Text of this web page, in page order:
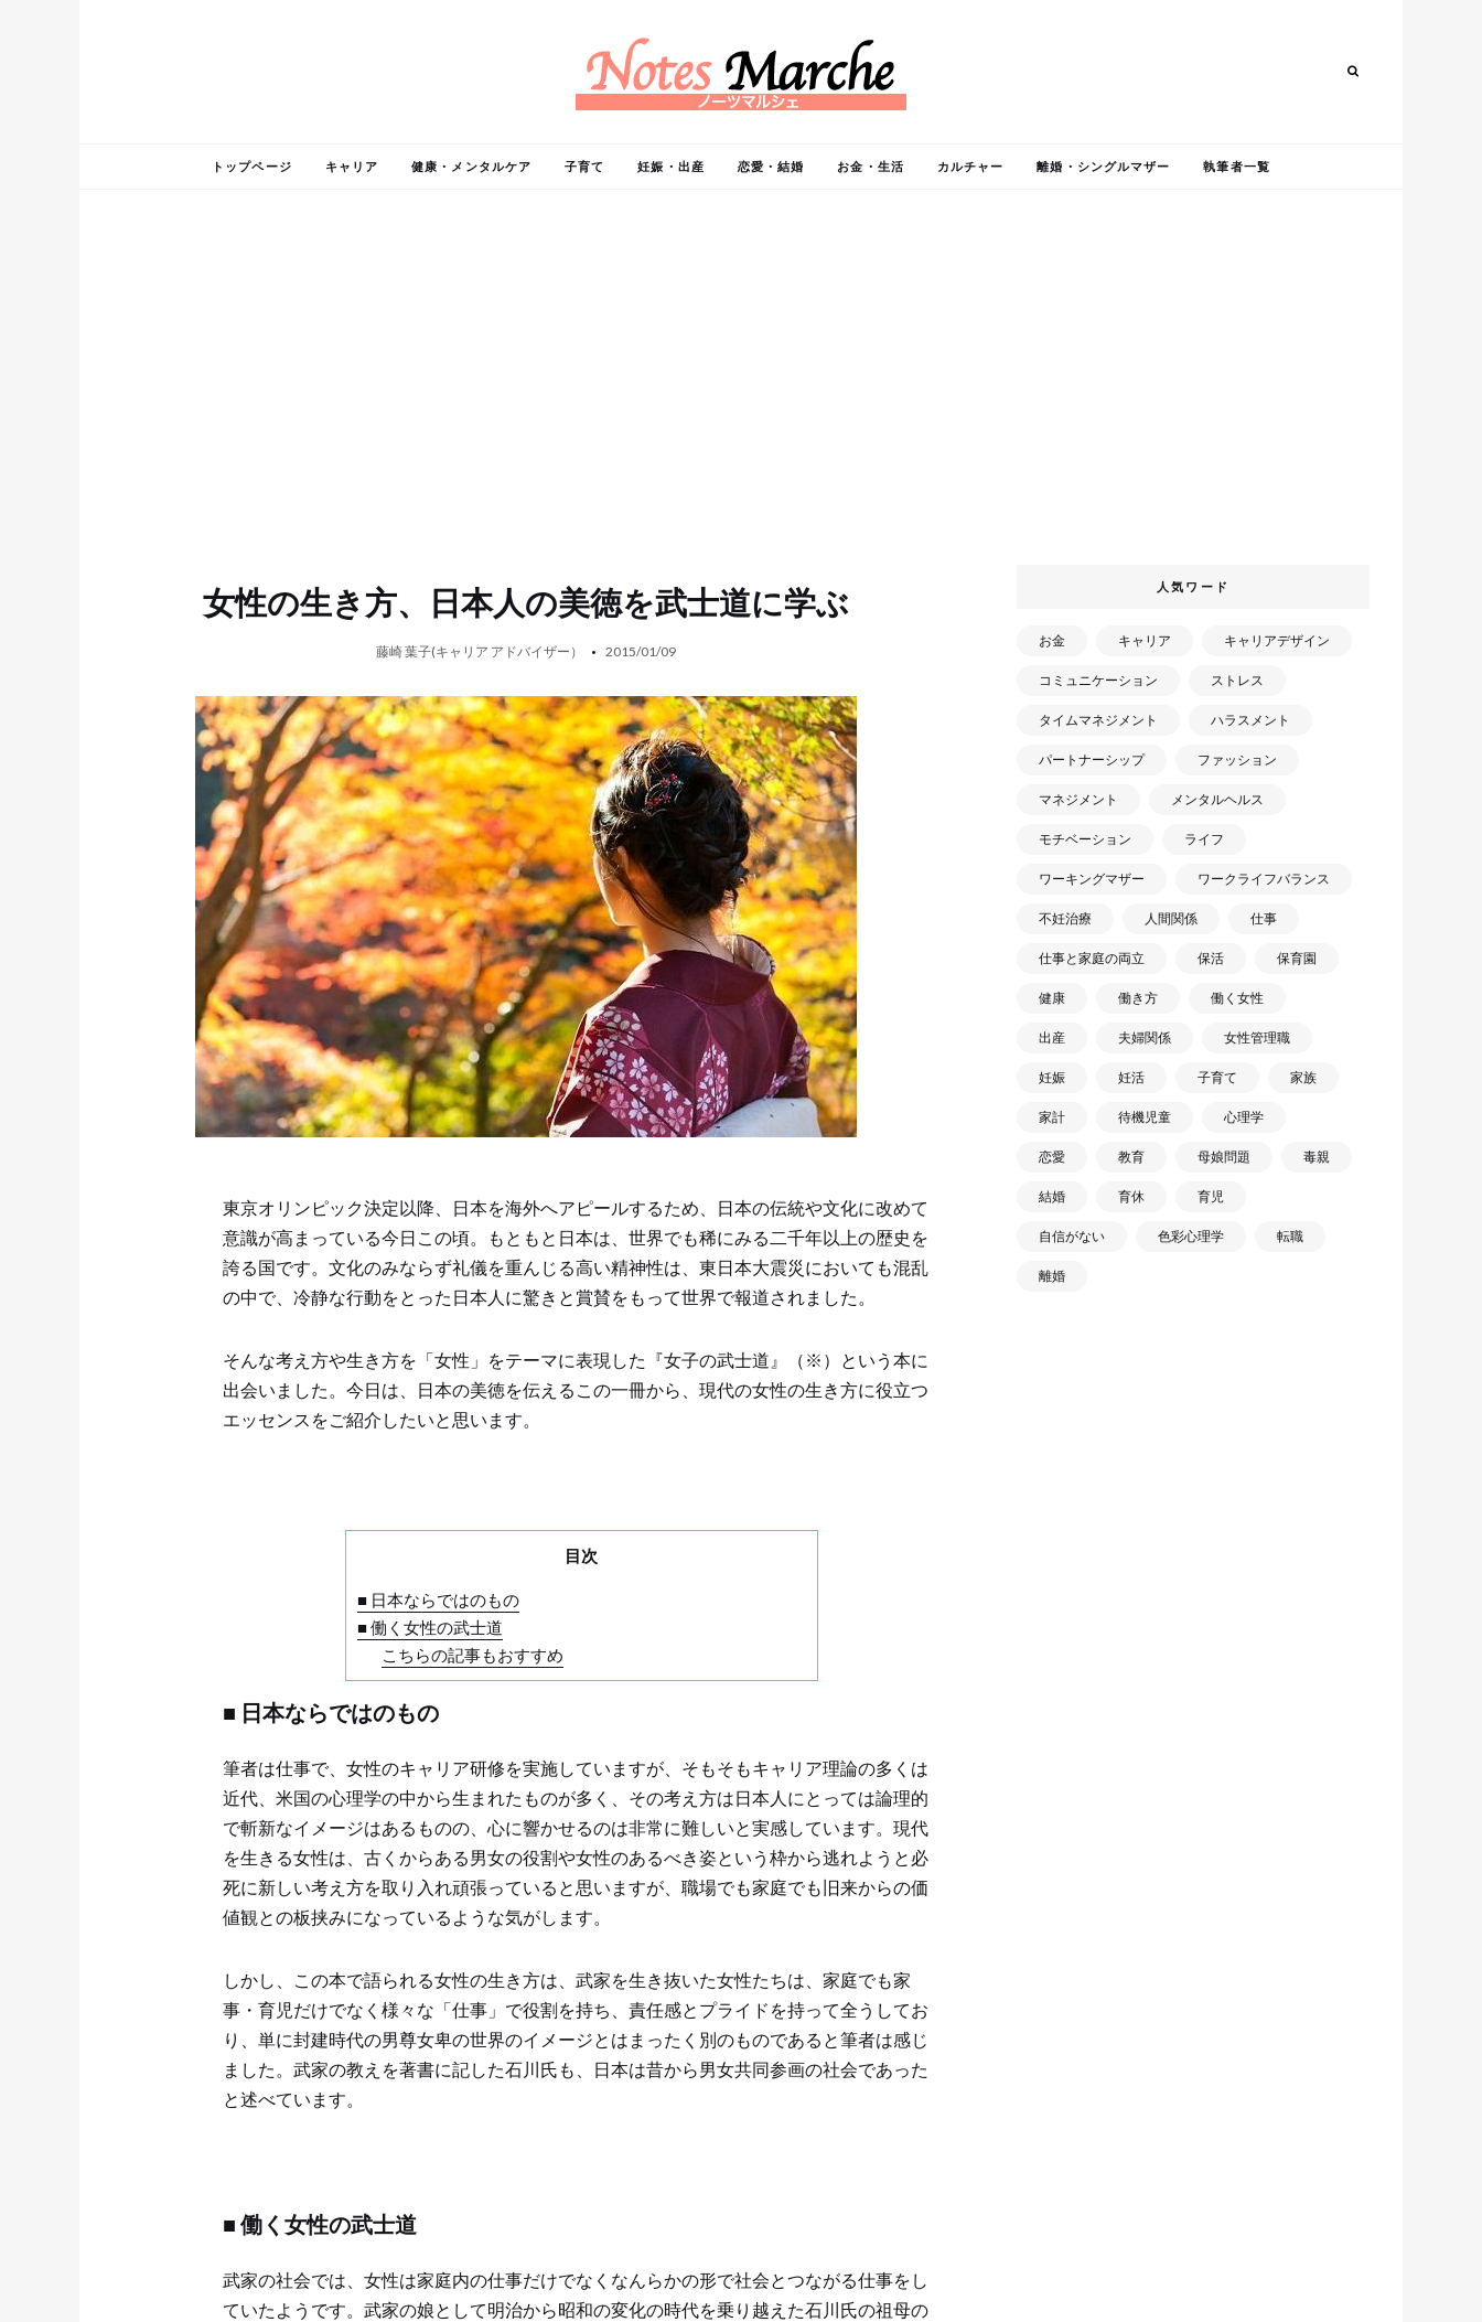
トップページ キャリア 健康・メンタルケア 子育て 妊娠・出産 恋愛・結婚 お金・生活 カルチャー 離婚・シングルマザー 執筆者一覧
女性の生き方、日本人の美徳を武士道に学ぶ
藤崎 葉子(キャリア アドバイザー） 2015/01/09
東京オリンピック決定以降、日本を海外へアピールするため、日本の伝統や文化に改めて
意識が高まっている今日この頃。もともと日本は、世界でも稀にみる二千年以上の歴史を
誇る国です。文化のみならず礼儀を重んじる高い精神性は、東日本大震災においても混乱
の中で、冷静な行動をとった日本人に驚きと賞賛をもって世界で報道されました。
そんな考え方や生き方を「女性」をテーマに表現した『女子の武士道』（※）という本に
出会いました。今日は、日本の美徳を伝えるこの一冊から、現代の女性の生き方に役立つ
エッセンスをご紹介したいと思います。
目次
■ 日本ならではのもの
■ 働く女性の武士道
こちらの記事もおすすめ
■ 日本ならではのもの
筆者は仕事で、女性のキャリア研修を実施していますが、そもそもキャリア理論の多くは
近代、米国の心理学の中から生まれたものが多く、その考え方は日本人にとっては論理的
で斬新なイメージはあるものの、心に響かせるのは非常に難しいと実感しています。現代
を生きる女性は、古くからある男女の役割や女性のあるべき姿という枠から逃れようと必
死に新しい考え方を取り入れ頑張っていると思いますが、職場でも家庭でも旧来からの価
値観との板挟みになっているような気がします。
しかし、この本で語られる女性の生き方は、武家を生き抜いた女性たちは、家庭でも家
事・育児だけでなく様々な「仕事」で役割を持ち、責任感とプライドを持って全うしてお
り、単に封建時代の男尊女卑の世界のイメージとはまったく別のものであると筆者は感じ
ました。武家の教えを著書に記した石川氏も、日本は昔から男女共同参画の社会であった
と述べています。
■ 働く女性の武士道
武家の社会では、女性は家庭内の仕事だけでなくなんらかの形で社会とつながる仕事をし
ていたようです。武家の娘として明治から昭和の変化の時代を乗り越えた石川氏の祖母の
人気ワード
お金 キャリア キャリアデザイン
コミュニケーション ストレス
タイムマネジメント ハラスメント
パートナーシップ ファッション
マネジメント メンタルヘルス
モチベーション ライフ
ワーキングマザー ワークライフバランス
不妊治療 人間関係 仕事
仕事と家庭の両立 保活 保育園
健康 働き方 働く女性
出産 夫婦関係 女性管理職
妊娠 妊活 子育て 家族
家計 待機児童 心理学
恋愛 教育 母娘問題 毒親
結婚 育休 育児
自信がない 色彩心理学 転職
離婚